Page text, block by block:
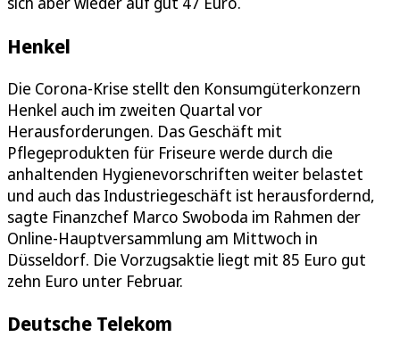
Henkel
Die Corona-Krise stellt den Konsumgüterkonzern
Henkel auch im zweiten Quartal vor
Herausforderungen. Das Geschäft mit
Pflegeprodukten für Friseure werde durch die
anhaltenden Hygienevorschriften weiter belastet
und auch das Industriegeschäft ist herausfordernd,
sagte Finanzchef Marco Swoboda im Rahmen der
Online-Hauptversammlung am Mittwoch in
Düsseldorf. Die Vorzugsaktie liegt mit 85 Euro gut
zehn Euro unter Februar.
Deutsche Telekom